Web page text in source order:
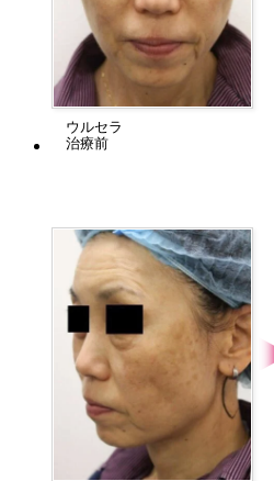
ウルセラ
治療前